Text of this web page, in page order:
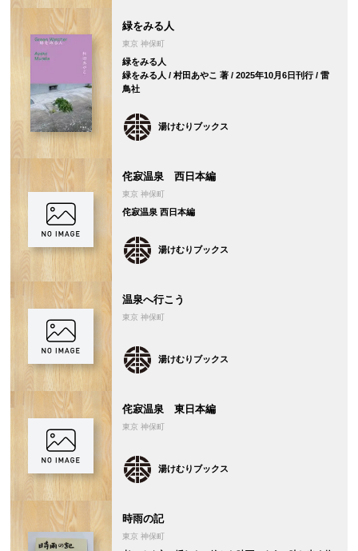
緑をみる人
東京 神保町
緑をみる人
緑をみる人 / 村田あやこ 著 / 2025年10月6日刊行 / 雷
鳥社
湯けむりブックス
侘寂温泉 西日本編
東京 神保町
侘寂温泉 西日本編
湯けむりブックス
温泉へ行こう
東京 神保町
湯けむりブックス
侘寂温泉 東日本編
東京 神保町
湯けむりブックス
時雨の記
東京 神保町